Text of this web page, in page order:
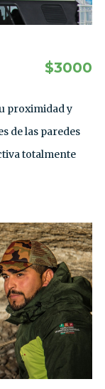
$3000
proximidad y
de las paredes
totalmente